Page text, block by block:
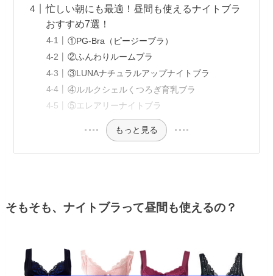
忙しい朝にも最適！昼間も使えるナイトブラ
おすすめ7選！
①PG-Bra（ピージーブラ）
②ふんわりルームブラ
③LUNAナチュラルアップナイトブラ
④ルルクシェルくつろぎ育乳ブラ
⑤エレアリーナイトブラ
もっと見る
そもそも、ナイトブラって昼間も使えるの？